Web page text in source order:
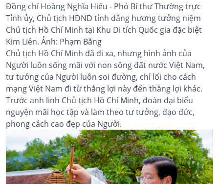
Đồng chí Hoàng Nghĩa Hiếu - Phó Bí thư Thường trực
Tỉnh ủy, Chủ tịch HĐND tỉnh dâng hương tưởng niệm
Chủ tịch Hồ Chí Minh tại Khu Di tích Quốc gia đặc biệt
Kim Liên. Ảnh: Phạm Bằng
Chủ tịch Hồ Chí Minh đã đi xa, nhưng hình ảnh của
Người luôn sống mãi với non sông đất nước Việt Nam,
tư tưởng của Người luôn soi đường, chỉ lối cho cách
mạng Việt Nam đi từ thắng lợi này đến thắng lợi khác.
Trước anh linh Chủ tịch Hồ Chí Minh, đoàn đại biểu
nguyện mãi học tập và làm theo tư tưởng, đạo đức,
phong cách cao đẹp của Người.